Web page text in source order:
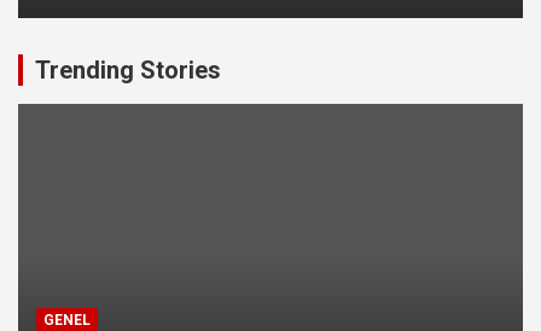
Trending Stories
GENEL